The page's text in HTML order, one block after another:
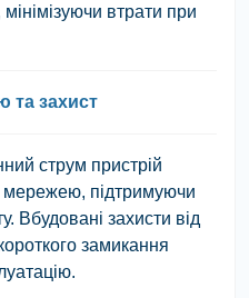
втрати при
та захист
струм пристрій
мережею, підтримуючи
Вбудовані захисти від
замикання